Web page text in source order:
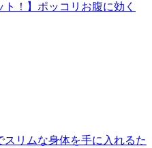
ト！】ポッコリお腹に効く
スリムな身体を手に入れるた